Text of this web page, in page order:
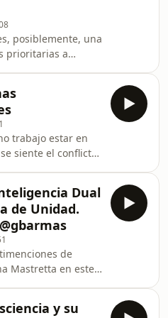
y cómo
de una manera
vez que nos
a compa
posiblemente, una
prioritarias a
formas
de operar,
que parezca
aisladamente,
es el origen de todo
¡Cuéntanos
a
trabajo estar en
siente el conflicto,
en tus
es para ti.
de las
desde sus
hasta las
de esta forma
se vuelve
Dual
de Unidad.
de
Mastretta en este
valioso dey su